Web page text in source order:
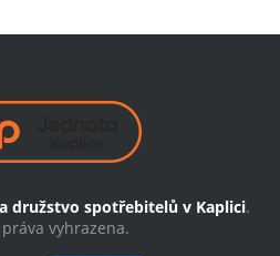
družstvo spotřebitelů v Kaplici.
vyhrazena.